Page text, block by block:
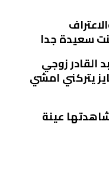
سعيدة جدا
القادر زوجي
يتركني امشي
عينة